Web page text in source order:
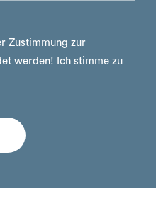
Zustimmung zur
werden! Ich stimme zu